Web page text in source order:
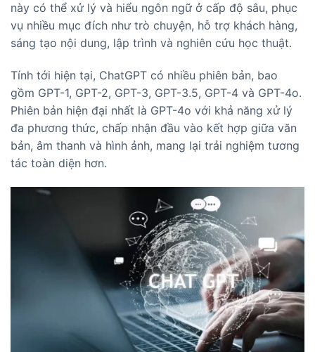
này có thể xử lý và hiểu ngôn ngữ ở cấp độ sâu, phục
vụ nhiều mục đích như trò chuyện, hỗ trợ khách hàng,
sáng tạo nội dung, lập trình và nghiên cứu học thuật.
Tính tới hiện tại, ChatGPT có nhiều phiên bản, bao
gồm GPT-1, GPT-2, GPT-3, GPT-3.5, GPT-4 và GPT-4o.
Phiên bản hiện đại nhất là GPT-4o với khả năng xử lý
đa phương thức, chấp nhận đầu vào kết hợp giữa văn
bản, âm thanh và hình ảnh, mang lại trải nghiệm tương
tác toàn diện hơn.